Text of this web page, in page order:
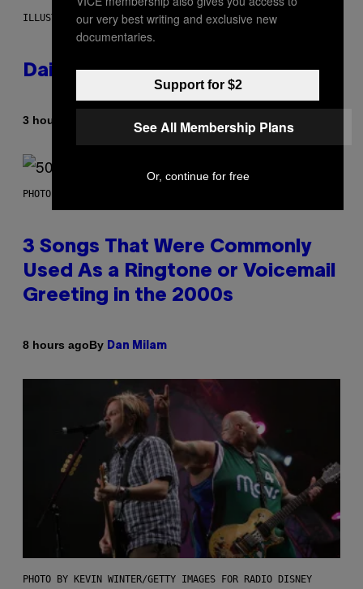
ILLUSTRATION BY REESA.
Daily Horoscope: August 7, 2026
3 hours ago Ashley Fike
PHOTO BY GREGORY BOJORQUEZ/GETTY IMAGES
3 Songs That Were Commonly
Used As a Ringtone or Voicemail
Greeting in the 2000s
8 hours agoBy Dan Milam
PHOTO BY KEVIN WINTER/GETTY IMAGES FOR RADIO DISNEY
our very best writing and exclusive new
documentaries.
Support for $2
See All Membership Plans
Or, continue for free